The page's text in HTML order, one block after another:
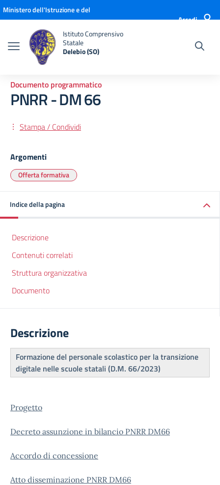
Vai ai contenuti
Vai al menu di navigazione
Vai al footer
Ministero dell'Istruzione e del
Accedi
Istituto Comprensivo
Statale
Delebio (SO)
Documento programmatico
PNRR - DM 66
Stampa / Condividi
Argomenti
Offerta formativa
Indice della pagina
Descrizione
Contenuti correlati
Struttura organizzativa
Documento
Descrizione
Formazione del personale scolastico per la transizione
digitale nelle scuole statali (D.M. 66/2023)
Progetto
Decreto assunzione in bilancio PNRR DM66
Accordo di concessione
Atto disseminazione PNRR DM66